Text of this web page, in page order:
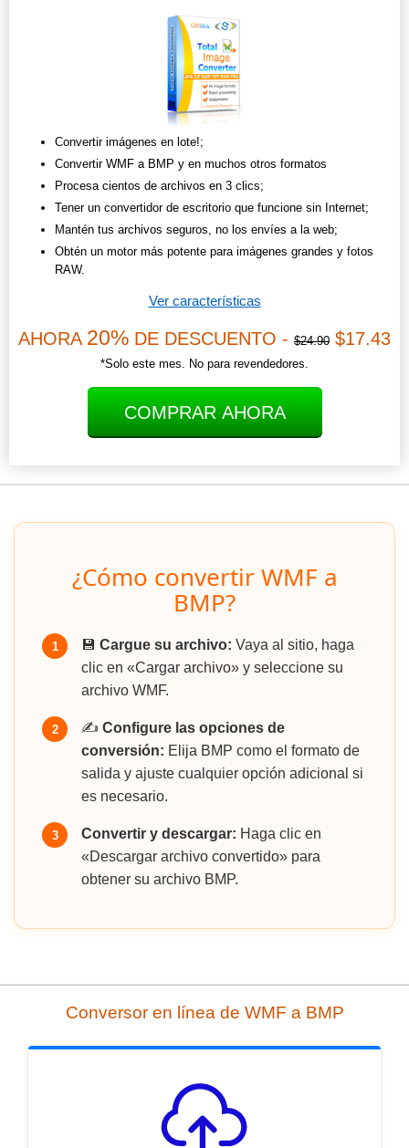
Convertir imágenes en lote!;
Convertir WMF a BMP y en muchos otros formatos
Procesa cientos de archivos en 3 clics;
Tener un convertidor de escritorio que funcione sin Internet;
Mantén tus archivos seguros, no los envíes a la web;
Obtén un motor más potente para imágenes grandes y fotos
RAW.
Ver características
AHORA 20% DE DESCUENTO - $24.90 $17.43
*Solo este mes. No para revendedores.
COMPRAR AHORA
¿Cómo convertir WMF a
BMP?
1 💾 Cargue su archivo: Vaya al sitio, haga
clic en «Cargar archivo» y seleccione su
archivo WMF.
2 ✍️ Configure las opciones de
conversión: Elija BMP como el formato de
salida y ajuste cualquier opción adicional si
es necesario.
3 Convertir y descargar: Haga clic en
«Descargar archivo convertido» para
obtener su archivo BMP.
Conversor en línea de WMF a BMP